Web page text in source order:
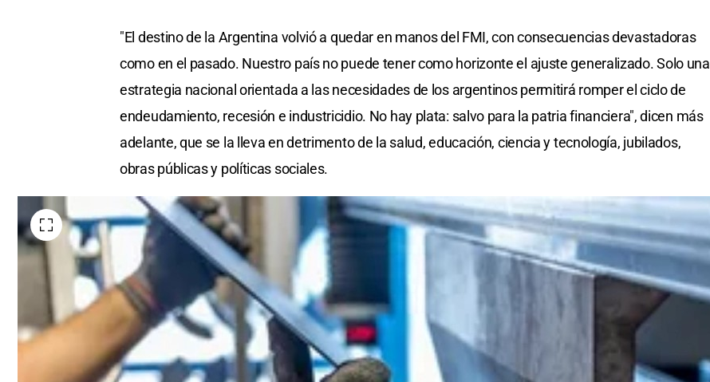
"El destino de la Argentina volvió a quedar en manos del FMI, con consecuencias devastadoras
como en el pasado. Nuestro país no puede tener como horizonte el ajuste generalizado. Solo una
estrategia nacional orientada a las necesidades de los argentinos permitirá romper el ciclo de
endeudamiento, recesión e industricidio. No hay plata: salvo para la patria financiera", dicen más
adelante, que se la lleva en detrimento de la salud, educación, ciencia y tecnología, jubilados,
obras públicas y políticas sociales.